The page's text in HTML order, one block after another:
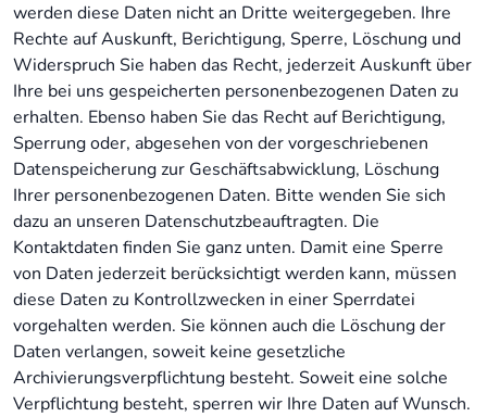
werden diese Daten nicht an Dritte weitergegeben. Ihre
Rechte auf Auskunft, Berichtigung, Sperre, Löschung und
Widerspruch Sie haben das Recht, jederzeit Auskunft über
Ihre bei uns gespeicherten personenbezogenen Daten zu
erhalten. Ebenso haben Sie das Recht auf Berichtigung,
Sperrung oder, abgesehen von der vorgeschriebenen
Datenspeicherung zur Geschäftsabwicklung, Löschung
Ihrer personenbezogenen Daten. Bitte wenden Sie sich
dazu an unseren Datenschutzbeauftragten. Die
Kontaktdaten finden Sie ganz unten. Damit eine Sperre
von Daten jederzeit berücksichtigt werden kann, müssen
diese Daten zu Kontrollzwecken in einer Sperrdatei
vorgehalten werden. Sie können auch die Löschung der
Daten verlangen, soweit keine gesetzliche
Archivierungsverpflichtung besteht. Soweit eine solche
Verpflichtung besteht, sperren wir Ihre Daten auf Wunsch.